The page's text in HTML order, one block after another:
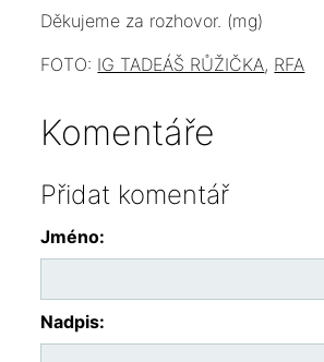
Děkujeme za rozhovor. (mg)
FOTO: IG TADEÁŠ RŮŽIČKA, RFA
Komentáře
Přidat komentář
Jméno:
Nadpis: